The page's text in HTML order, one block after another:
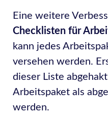
Eine weitere
Checklisten für
kann jedes
versehen werden.
dieser Liste
Arbeitspaket als
werden.